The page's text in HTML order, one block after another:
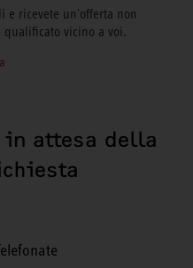
e ricevete un'offerta non
vicino a voi.
attesa della